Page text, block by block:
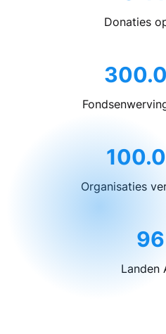
Donaties
Organisaties
Landen